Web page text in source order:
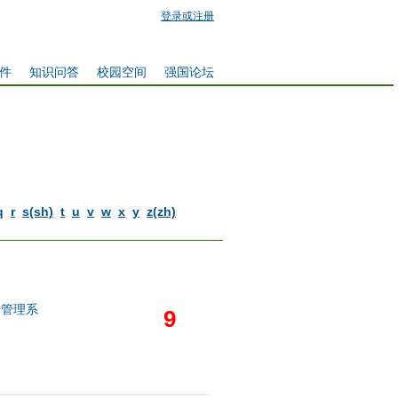
登录或注册
强国论坛
校园空间
知识问答
r s(sh) t u v w x y z(zh)
理系 9